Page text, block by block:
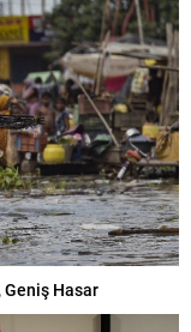
Geniş Hasar